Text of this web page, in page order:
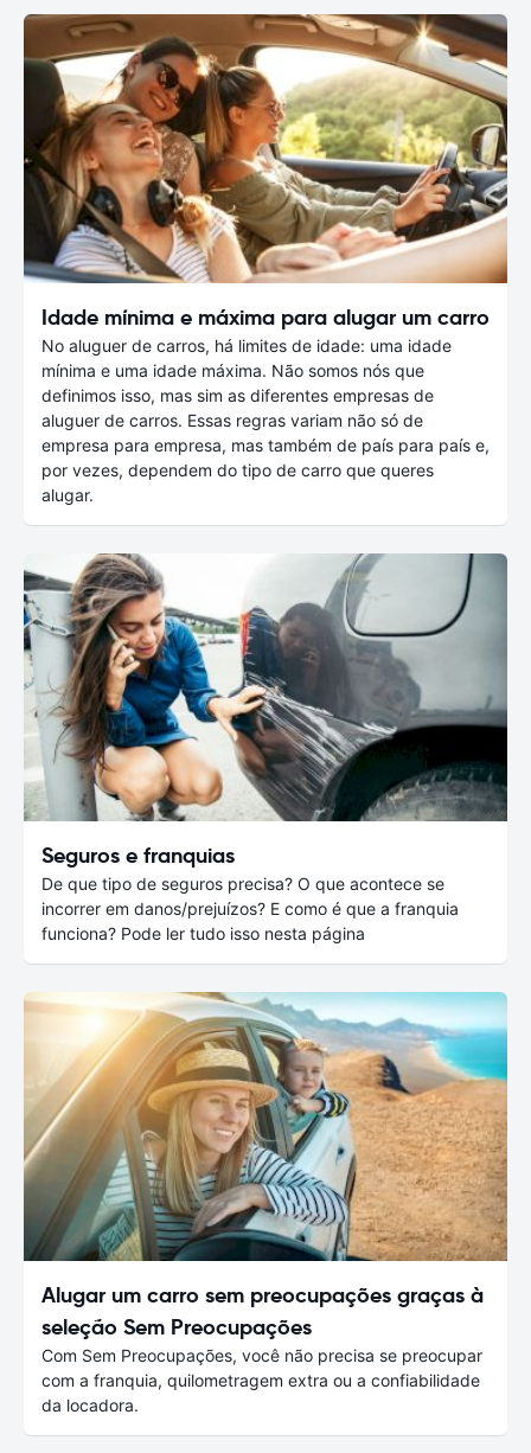
Idade mínima e máxima para alugar um carro
No aluguer de carros, há limites de idade: uma idade
mínima e uma idade máxima. Não somos nós que
definimos isso, mas sim as diferentes empresas de
aluguer de carros. Essas regras variam não só de
empresa para empresa, mas também de país para país e,
por vezes, dependem do tipo de carro que queres
alugar.
Seguros e franquias
De que tipo de seguros precisa? O que acontece se
incorrer em danos/prejuízos? E como é que a franquia
funciona? Pode ler tudo isso nesta página
Alugar um carro sem preocupações graças à
seleção Sem Preocupações
Com Sem Preocupações, você não precisa se preocupar
com a franquia, quilometragem extra ou a confiabilidade
da locadora.